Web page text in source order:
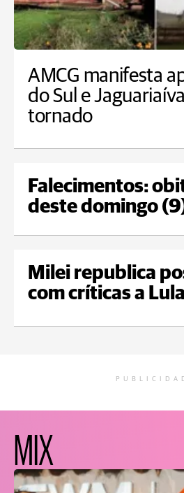
AMCG manifesta
do Sul e
tornado
Falecimentos:
deste domingo
Milei republica
com críticas a Lula
MIX